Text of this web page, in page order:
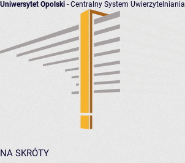
Uniwersytet Opolski - Centralny System Uwierzytelniania
NA SKRÓTY